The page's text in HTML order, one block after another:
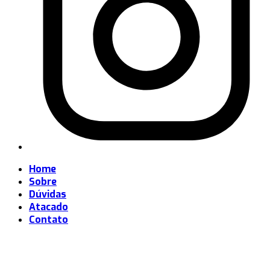
Home
Sobre
Dúvidas
Atacado
Contato